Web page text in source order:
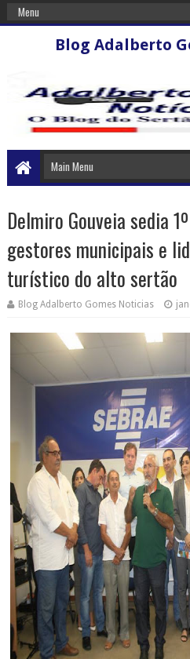
Blog Adalberto
Delmiro Gouveia sedia
gestores municipais e
turístico do alto sertão
Blog Adalberto Gomes Noticias